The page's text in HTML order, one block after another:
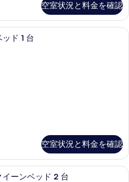
空室状況と料金を確認
高級寝具、羽毛の掛け布団、セーフ
ド 1 台
空室状況と料金を確認
高級寝具、羽毛の掛け布団、セーフ
イーンベッド 2 台